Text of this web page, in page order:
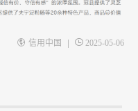
信用中国 | 2025-05-06